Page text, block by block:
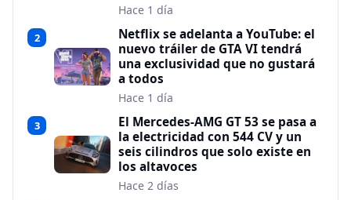
Hace 1 día
2
Netflix se adelanta a YouTube: el
nuevo tráiler de GTA VI tendrá
una exclusividad que no gustará
a todos
Hace 1 día
3
El Mercedes-AMG GT 53 se pasa a
la electricidad con 544 CV y un
seis cilindros que solo existe en
los altavoces
Hace 2 días